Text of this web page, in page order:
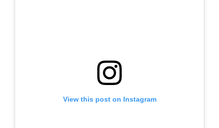
View this post on Instagram